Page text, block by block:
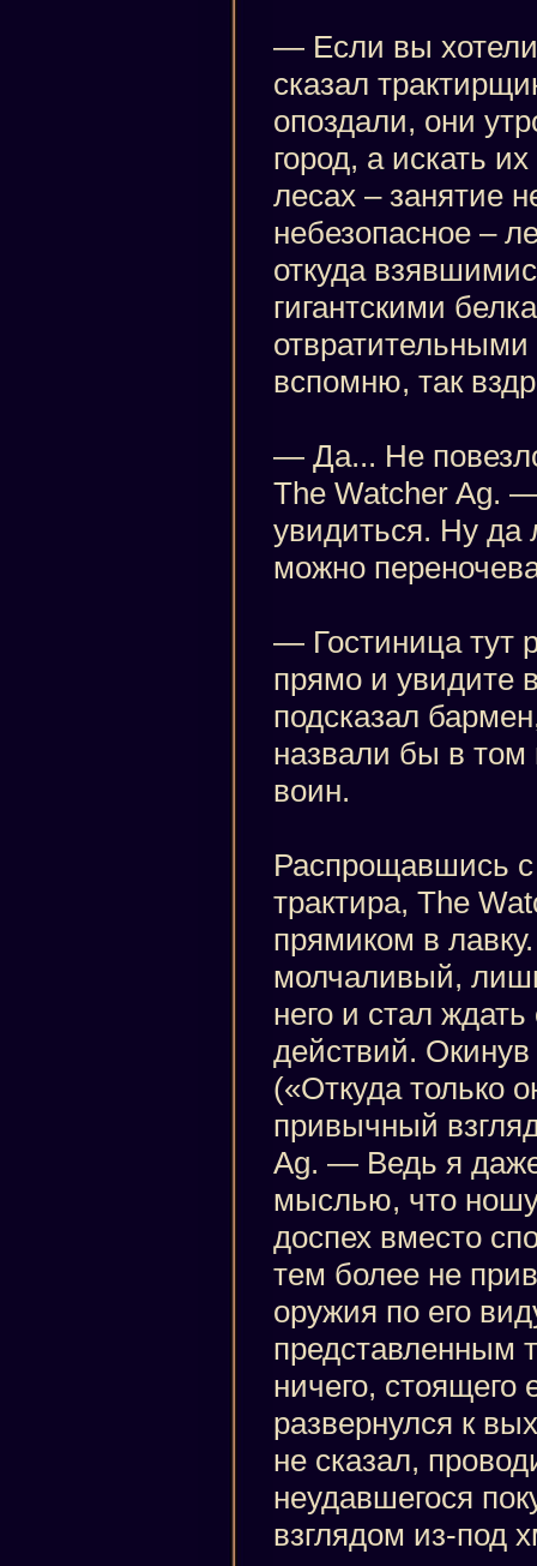
— Если вы
сказал
опоздали, они
город, а искать
лесах – занятие
небезопасное –
откуда
гигантскими
вспомню, так
— Да... Не
The Watcher Ag.
увидиться. Ну да
можно
— Гостиница тут
прямо и увидите
подсказал
назвали бы в
воин.
Распрощавшись
трактира, The
прямиком в
молчаливый,
него и стал
действий.
(«Откуда только
привычный
Ag. — Ведь я
мыслью, что
доспех вместо
тем более не
оружия по его
представленным
ничего, стоящего
развернулся к
не сказал,
неудавшегося
взглядом из-под